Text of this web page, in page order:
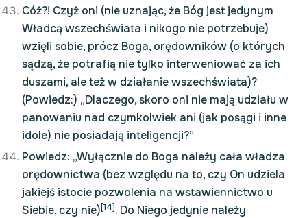
Cóż?! Czyż oni (nie uznając, że Bóg jest jedynym
Władcą wszechświata i nikogo nie potrzebuje)
wzięli sobie, prócz Boga, orędowników (o których
sądzą, że potrafią nie tylko interweniować za ich
duszami, ale też w działanie wszechświata)?
(Powiedz:) „Dlaczego, skoro oni nie mają udziału w
panowaniu nad czymkolwiek ani (jak posągi i inne
idole) nie posiadają inteligencji?”
Powiedz: „Wyłącznie do Boga należy cała władza
orędownictwa (bez względu na to, czy On udziela
jakiejś istocie pozwolenia na wstawiennictwo u
Siebie, czy nie)[14]. Do Niego jedynie należy